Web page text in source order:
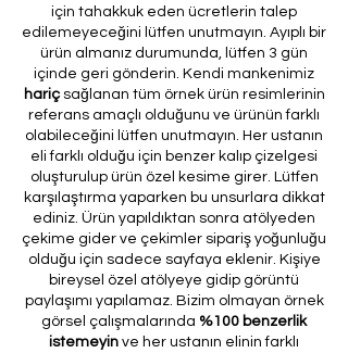
için tahakkuk eden ücretlerin talep
edilemeyeceğini lütfen unutmayın. Ayıplı bir
ürün almanız durumunda, lütfen 3 gün
içinde geri gönderin. Kendi mankenimiz
hariçsağlanan tüm örnek ürün resimlerinin
referans amaçlı olduğunu ve ürünün farklı
olabileceğini lütfen unutmayın. Her ustanın
eli farklı olduğu için benzer kalıp çizelgesi
oluşturulup ürün özel kesime girer. Lütfen
karşılaştırma yaparken bu unsurlara dikkat
ediniz. Ürün yapıldıktan sonra atölyeden
çekime gider ve çekimler sipariş yoğunluğu
olduğu için sadece sayfaya eklenir. Kişiye
bireysel özel atölyeye gidip görüntü
paylaşımı yapılamaz. Bizim olmayan örnek
görsel çalışmalarında %100 benzerlik
istemeyin ve her ustanın elinin farklı